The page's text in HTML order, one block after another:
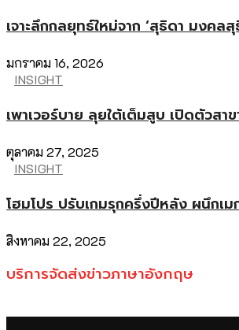
เจาะลึกกลยุทธ์ใหม่จาก ‘สุธิดา มงคล
มกราคม 16, 2026
INSIGHT
เพาเวอร์บาย ลุยใต้เต็มสูบ เปิดตัวสา
ตุลาคม 27, 2025
INSIGHT
โฮมโปร ปรับเกมรุกครึ่งปีหลัง ผนึกเม
สิงหาคม 22, 2025
บริการจัดส่งข่าวภาษาอังกฤษ